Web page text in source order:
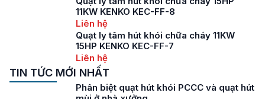
11KW KENKO KEC-FF-8
Liên hệ
Quạt ly tâm hút khói chữa cháy 11KW
15HP KENKO KEC-FF-7
Liên hệ
TIN TỨC MỚI NHẤT
Phân biệt quạt hút khói PCCC và quạt hút